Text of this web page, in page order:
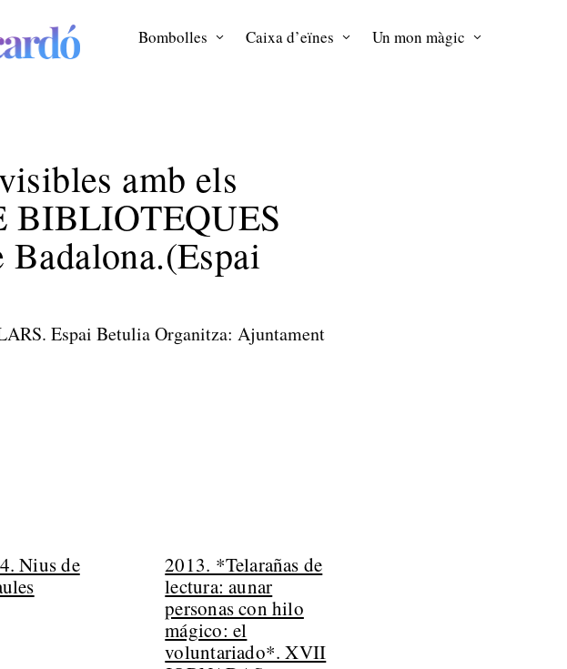
Bombolles Caixa d’eïnes Un mon màgic
amb els
BIBLIOTEQUES
Espai Betulia Organitza: Ajuntament
Nius de
2013. *Telarañas de
lectura: aunar
personas con hilo
mágico: el
voluntariado*. XVII